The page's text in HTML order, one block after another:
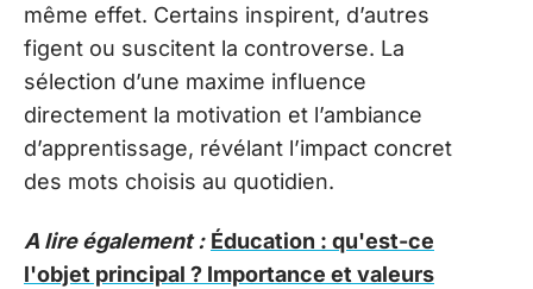
même effet. Certains inspirent, d’autres
figent ou suscitent la controverse. La
sélection d’une maxime influence
directement la motivation et l’ambiance
d’apprentissage, révélant l’impact concret
des mots choisis au quotidien.
A lire également : Éducation : qu'est-ce
l'objet principal ? Importance et valeurs